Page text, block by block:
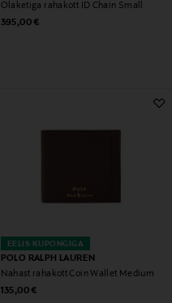
Õlaketiga rahakott ID Chain Small
Original Price
395,00 €
EELIS KUPONGIGA
POLO RALPH LAUREN
Nahast rahakott Coin Wallet Medium
Original Price
135,00 €